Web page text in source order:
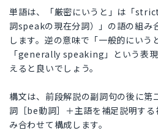
単語は、「厳密にいうと」は「
詞speakの現在分詞）」の語の組み
します。逆の意味で「一般的にいう
「generally speaking」という表
えると良いでしょう。
構文は、前段解説の副詞句の後に
詞［be動詞］＋主語を補足説明す
み合わせて構成します。